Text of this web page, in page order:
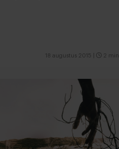
18 augustus 2015 2 min